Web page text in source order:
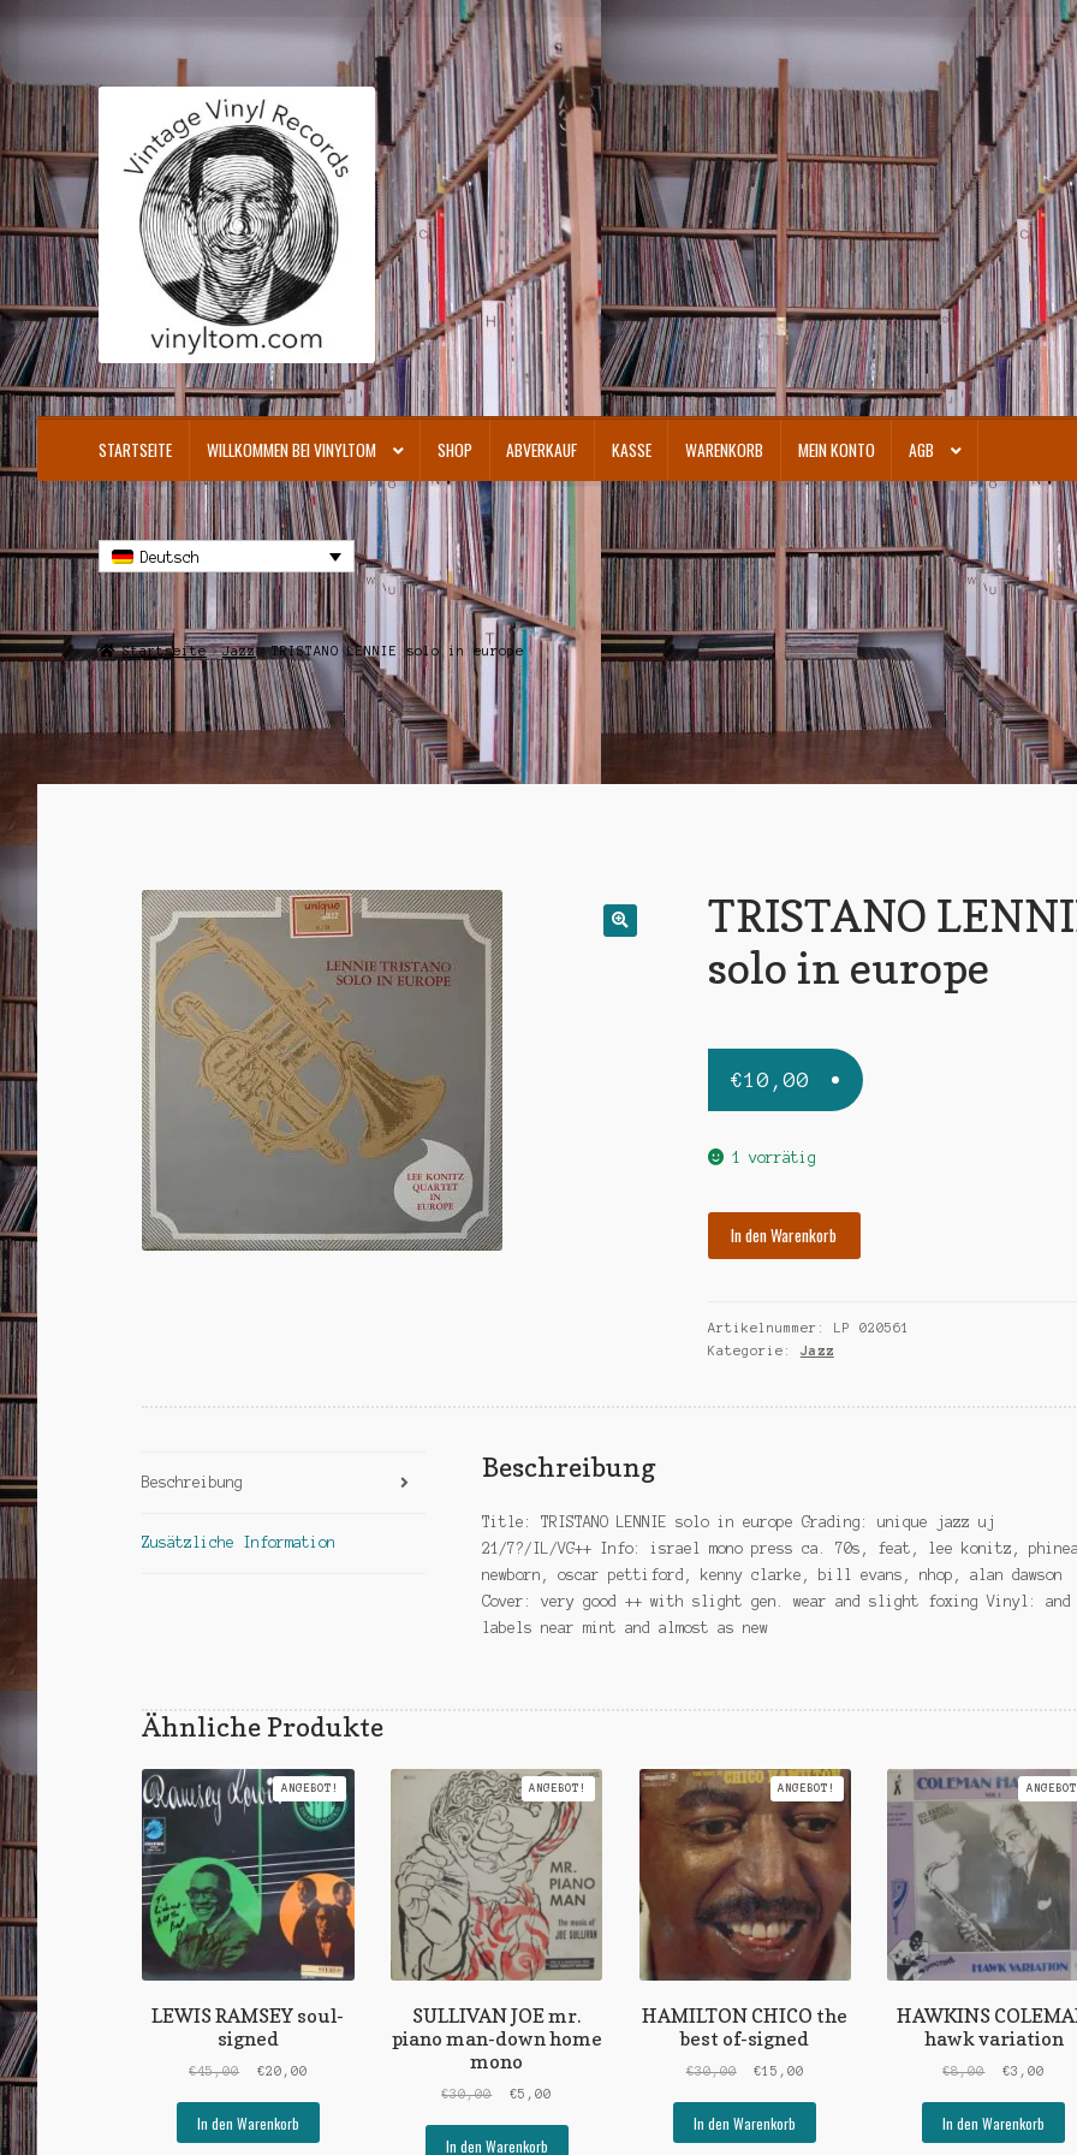
Zur
Navigation
springen
Zum
springen
STARTSEITE WILLKOMMEN BEI VINYLTOM SHOP ABVERKAUF KASSE WARENKORB MEIN KONTO AGB
Deutsch
Startseite Jazz TRISTANO LENNIE solo in europe
TRISTANO
solo in europe
€10,00
1 vorrätig
europe
Menge
In den Warenkorb
Artikelnummer:
LP 020561
Kategorie: Jazz
Beschreibung
Zusätzliche Information
Beschreibung
Title: TRISTANO LENNIE solo in europe Grading: unique jazz uj
21/7?/IL/VG++ Info: israel mono press ca. 70s, feat, lee konitz,
newborn, oscar pettiford, kenny clarke, bill evans, nhop, alan dawson
Cover: very good ++ with slight gen. wear and slight foxing Vinyl: and
labels near mint and almost as new
Ähnliche Produkte
LEWIS RAMSEY soul-
signed
ANGEBOT!
€45,00
Ursprünglicher
war:
€20,00Aktueller
€20,00.
In den Warenkorb
SULLIVAN JOE mr.
piano man-down home
mono
ANGEBOT!
€30,00
Ursprünglicher
war:
€5,00Aktueller
In den Warenkorb
HAMILTON CHICO the
best of-signed
ANGEBOT!
€30,00
Ursprünglicher
war:
€15,00
€15,00.
In den Warenkorb
HAWKINS
hawk variation
€8,00
war:
€3,00
In den Warenkorb